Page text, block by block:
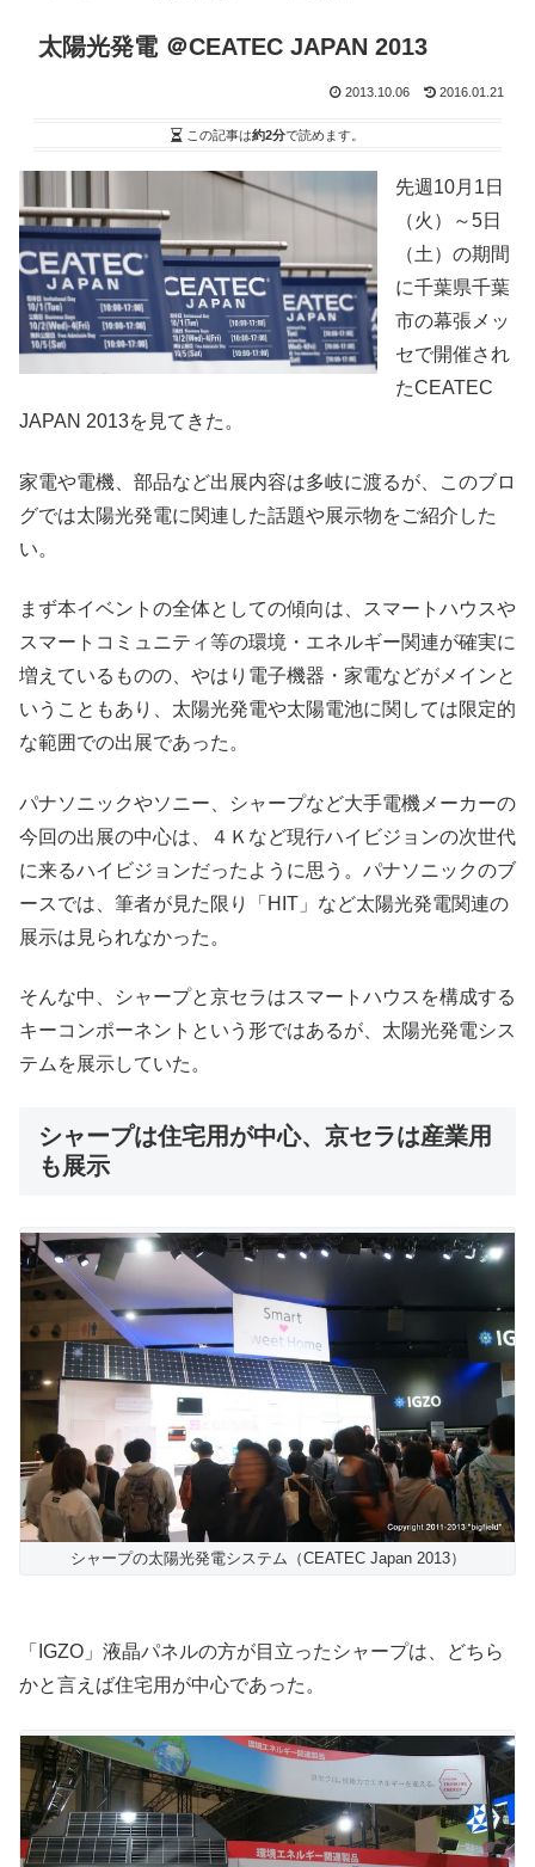
太陽光発電 ＠CEATEC JAPAN 2013
2013.10.06 2016.01.21
この記事は約2分で読めます。
先週10月1日
（火）～5日
（土）の期間
に千葉県千葉
市の幕張メッ
セで開催され
たCEATEC
JAPAN 2013を見てきた。
家電や電機、部品など出展内容は多岐に渡るが、このブロ
グでは太陽光発電に関連した話題や展示物をご紹介した
い。
まず本イベントの全体としての傾向は、スマートハウスや
スマートコミュニティ等の環境・エネルギー関連が確実に
増えているものの、やはり電子機器・家電などがメインと
いうこともあり、太陽光発電や太陽電池に関しては限定的
な範囲での出展であった。
パナソニックやソニー、シャープなど大手電機メーカーの
今回の出展の中心は、４Ｋなど現行ハイビジョンの次世代
に来るハイビジョンだったように思う。パナソニックのブ
ースでは、筆者が見た限り「HIT」など太陽光発電関連の
展示は見られなかった。
そんな中、シャープと京セラはスマートハウスを構成する
キーコンポーネントという形ではあるが、太陽光発電シス
テムを展示していた。
シャープは住宅用が中心、京セラは産業用
も展示
シャープの太陽光発電システム（CEATEC Japan 2013）
「IGZO」液晶パネルの方が目立ったシャープは、どちら
かと言えば住宅用が中心であった。